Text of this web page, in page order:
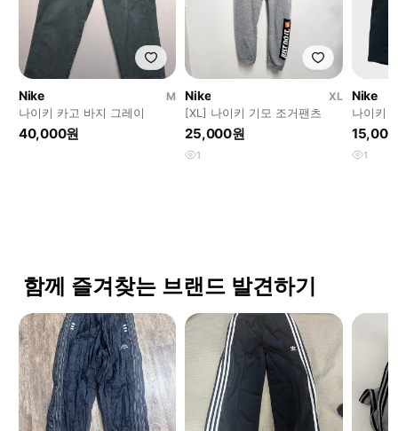
Nike
M
나이키 카고 바지 그레이
40,000원
Nike
XL
[XL] 나이키 기모 조거팬츠
25,000원
1
Nike
나이키
바지 남
1
함께 즐겨찾는 브랜드 발견하기